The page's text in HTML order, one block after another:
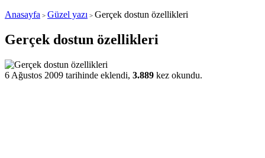
Anasayfa > Güzel yazı > Gerçek dostun özellikleri
Gerçek dostun özellikleri
6 Ağustos 2009 tarihinde eklendi, 3.889 kez okundu.